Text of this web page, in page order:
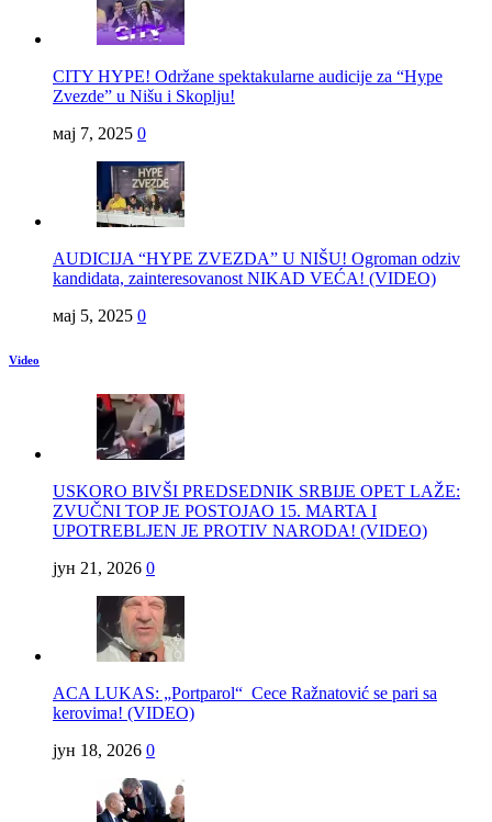
CITY HYPE! Održane spektakularne audicije za “Hype
Zvezde” u Nišu i Skoplju!
мај 7, 2025 0
AUDICIJA “HYPE ZVEZDA” U NIŠU! Ogroman odziv
kandidata, zainteresovanost NIKAD VEĆA! (VIDEO)
мај 5, 2025 0
Video
USKORO BIVŠI PREDSEDNIK SRBIJE OPET LAŽE:
ZVUČNI TOP JE POSTOJAO 15. MARTA I
UPOTREBLJEN JE PROTIV NARODA! (VIDEO)
јун 21, 2026 0
ACA LUKAS: „Portparol“ Cece Ražnatović se pari sa
kerovima! (VIDEO)
јун 18, 2026 0